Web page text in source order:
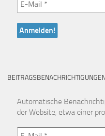
Automatische
der Website, etwa einer